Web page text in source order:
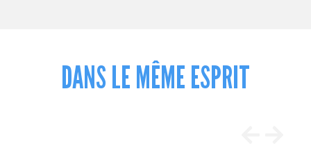
DANS LE MÊME ESPRIT